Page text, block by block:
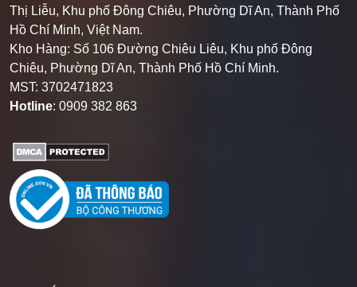
Thị Liễu, Khu phố Đông Chiêu, Phường Dĩ An, Thành Phố
Hồ Chí Minh, Việt Nam.
Kho Hàng: Số 106 Đường Chiêu Liêu, Khu phố Đông
Chiêu, Phường Dĩ An, Thành Phố Hồ Chí Minh.
MST: 3702471823
Hotline: 0909 382 863